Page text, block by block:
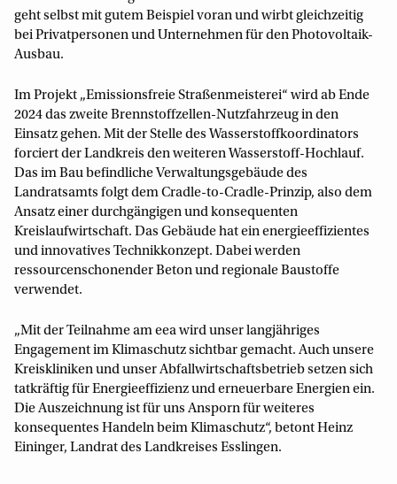
geht selbst mit gutem Beispiel voran und wirbt gleichzeitig
bei Privatpersonen und Unternehmen für den Photovoltaik-
Ausbau.
Im Projekt „Emissionsfreie Straßenmeisterei“ wird ab Ende
2024 das zweite Brennstoffzellen-Nutzfahrzeug in den
Einsatz gehen. Mit der Stelle des Wasserstoffkoordinators
forciert der Landkreis den weiteren Wasserstoff-Hochlauf.
Das im Bau befindliche Verwaltungsgebäude des
Landratsamts folgt dem Cradle-to-Cradle-Prinzip, also dem
Ansatz einer durchgängigen und konsequenten
Kreislaufwirtschaft. Das Gebäude hat ein energieeffizientes
und innovatives Technikkonzept. Dabei werden
ressourcenschonender Beton und regionale Baustoffe
verwendet.
„Mit der Teilnahme am eea wird unser langjähriges
Engagement im Klimaschutz sichtbar gemacht. Auch unsere
Kreiskliniken und unser Abfallwirtschaftsbetrieb setzen sich
tatkräftig für Energieeffizienz und erneuerbare Energien ein.
Die Auszeichnung ist für uns Ansporn für weiteres
konsequentes Handeln beim Klimaschutz“, betont Heinz
Eininger, Landrat des Landkreises Esslingen.